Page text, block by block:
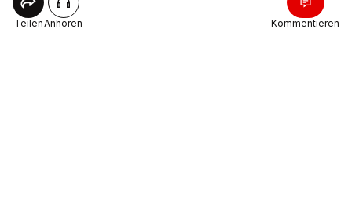
TeilenAnhören Kommentieren